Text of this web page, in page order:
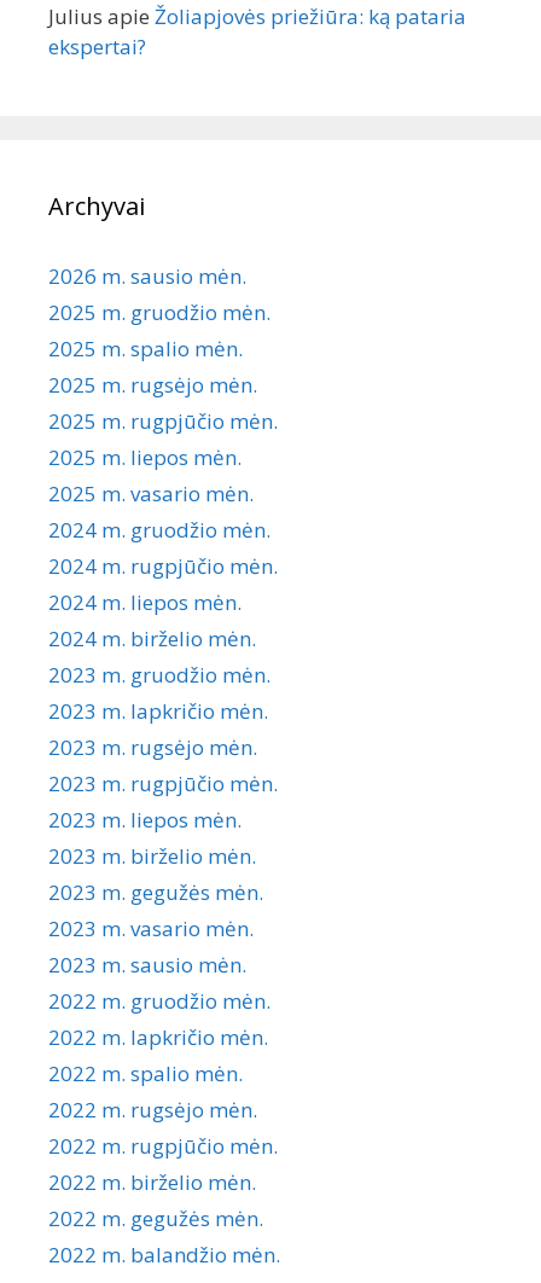
Julius apie Žoliapjovės priežiūra: ką pataria
ekspertai?
Archyvai
2026 m. sausio mėn.
2025 m. gruodžio mėn.
2025 m. spalio mėn.
2025 m. rugsėjo mėn.
2025 m. rugpjūčio mėn.
2025 m. liepos mėn.
2025 m. vasario mėn.
2024 m. gruodžio mėn.
2024 m. rugpjūčio mėn.
2024 m. liepos mėn.
2024 m. birželio mėn.
2023 m. gruodžio mėn.
2023 m. lapkričio mėn.
2023 m. rugsėjo mėn.
2023 m. rugpjūčio mėn.
2023 m. liepos mėn.
2023 m. birželio mėn.
2023 m. gegužės mėn.
2023 m. vasario mėn.
2023 m. sausio mėn.
2022 m. gruodžio mėn.
2022 m. lapkričio mėn.
2022 m. spalio mėn.
2022 m. rugsėjo mėn.
2022 m. rugpjūčio mėn.
2022 m. birželio mėn.
2022 m. gegužės mėn.
2022 m. balandžio mėn.